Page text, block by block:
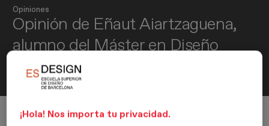
Opiniones
Opinión de Eñaut Aiartzaguena,
alumno del Máster en Diseño
Editorial y Publicaciones Digitales
Inicio ESDESIGNERS Opiniones
Diseño Editorial
¡Hola! Nos importa tu privacidad.